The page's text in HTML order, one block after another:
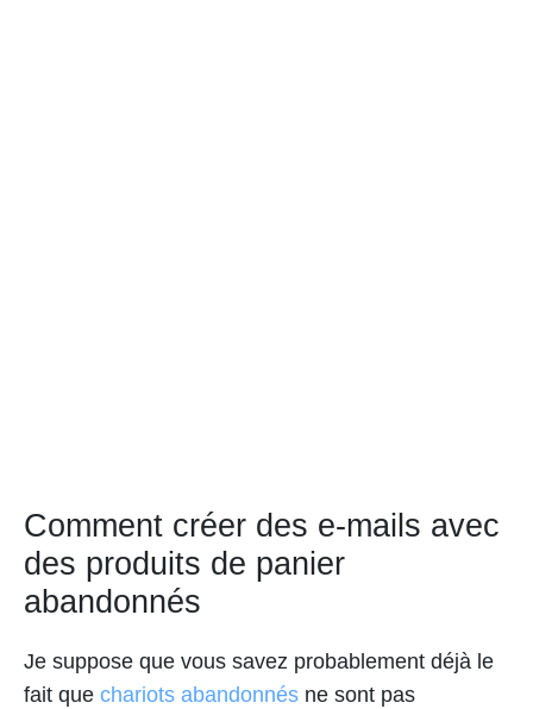
Comment créer des e-mails avec
des produits de panier
abandonnés
Je suppose que vous savez probablement déjà le
fait que chariots abandonnés ne sont pas